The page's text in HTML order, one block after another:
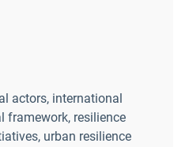
actors, international
framework, resilience
urban resilience